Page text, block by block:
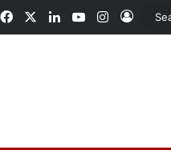
FacebookLinkedInYouTubeInstagram
Log In